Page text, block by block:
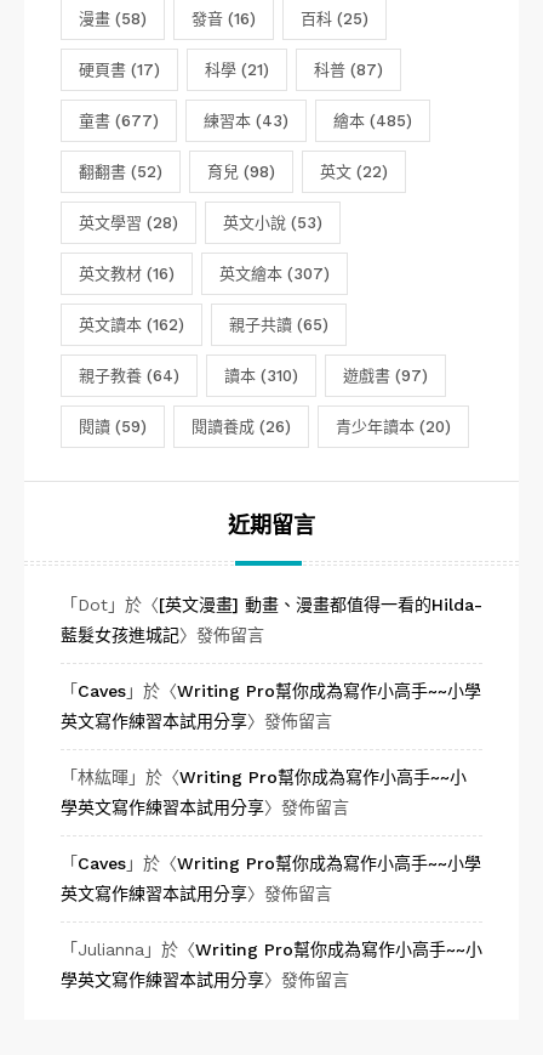
漫畫 (58) 發音 (16) 百科 (25)
硬頁書 (17) 科學 (21) 科普 (87)
童書 (677) 練習本 (43) 繪本 (485)
翻翻書 (52) 育兒 (98) 英文 (22)
英文學習 (28) 英文小說 (53)
英文教材 (16) 英文繪本 (307)
英文讀本 (162) 親子共讀 (65)
親子教養 (64) 讀本 (310) 遊戲書 (97)
閱讀 (59) 閱讀養成 (26) 青少年讀本 (20)
近期留言
「 Dot」於〈[英文漫畫] 動畫、漫畫都值得一看的Hilda-
藍髮女孩進城記〉發佈留言
「 Caves」於〈Writing Pro幫你成為寫作小高手~~小學
英文寫作練習本試用分享〉發佈留言
「林紘暉 」於〈Writing Pro幫你成為寫作小高手~~小
學英文寫作練習本試用分享〉發佈留言
「 Caves」於〈Writing Pro幫你成為寫作小高手~~小學
英文寫作練習本試用分享〉發佈留言
「 Julianna 」於〈Writing Pro幫你成為寫作小高手~~小
學英文寫作練習本試用分享〉發佈留言